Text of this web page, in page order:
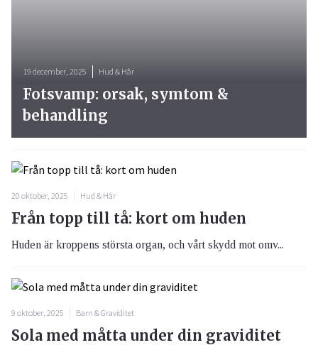
19 december, 2025 Hud & Hår
Fotsvamp: orsak, symtom &
behandling
20 oktober, 2025 Hud & Hår
Från topp till tå: kort om huden
Huden är kroppens största organ, och vårt skydd mot omv...
9 oktober, 2025 Barn & Graviditet
Sola med måtta under din graviditet